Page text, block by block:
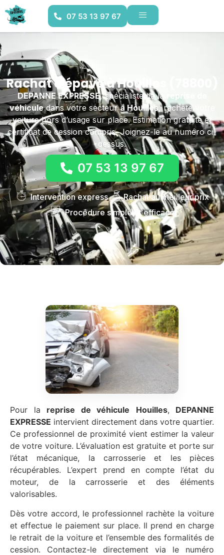
07 53 13 97 67
Rachat d'épave à Houilles (78800)
DEPANNE EXPRESSE, spécialiste de la reprise de
véhiculedans votre secteurà Houilles, rachète votre
voiture hors d’usage sur place. Estimation gratuite et
certificat de cession compris. Joignez-le au numéro ci-
dessus.
07 53 13 97 67
Intervention express
Rachat au meilleur prix
Procédure simple et efficace
Pour la reprise de véhicule Houilles, DEPANNE
EXPRESSE intervient directement dans votre quartier.
Ce professionnel de proximité vient estimer la valeur
de votre voiture. L’évaluation est gratuite et porte sur
l’état mécanique, la carrosserie et les pièces
récupérables. L’expert prend en compte l’état du
moteur, de la carrosserie et des éléments
valorisables.
Dès votre accord, le professionnel rachète la voiture
et effectue le paiement sur place. Il prend en charge
le retrait de la voiture et l’ensemble des formalités de
cession. Contactez-le directement via le numéro